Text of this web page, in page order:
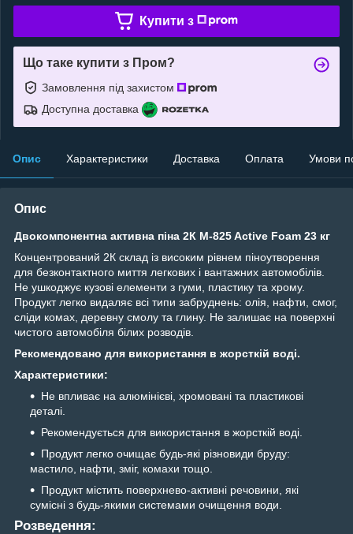
Купити з
Що таке купити з Пром?
Замовлення під захистом
Доступна доставка
Опис Характеристики Доставка Оплата Умови
Опис
Двокомпонентна активна піна 2К M-825 Active Foam 23 кг
Концентрований 2К склад із високим рівнем піноутворення
для безконтактного миття легкових і вантажних автомобілів.
Не ушкоджує кузові елементи з гуми, пластику та хрому.
Продукт легко видаляє всі типи забруднень: олія, нафти, смог,
сліди комах, деревну смолу та глину. Не залишає на поверхні
чистого автомобіля білих розводів.
Рекомендовано для використання в жорсткій воді.
Характеристики:
Не впливає на алюмінієві, хромовані та пластикові
деталі.
Рекомендується для використання в жорсткій воді.
Продукт легко очищає будь-які різновиди бруду:
мастило, нафти, зміг, комахи тощо.
Продукт містить поверхнево-активні речовини, які
сумісні з будь-якими системами очищення води.
Розведення: